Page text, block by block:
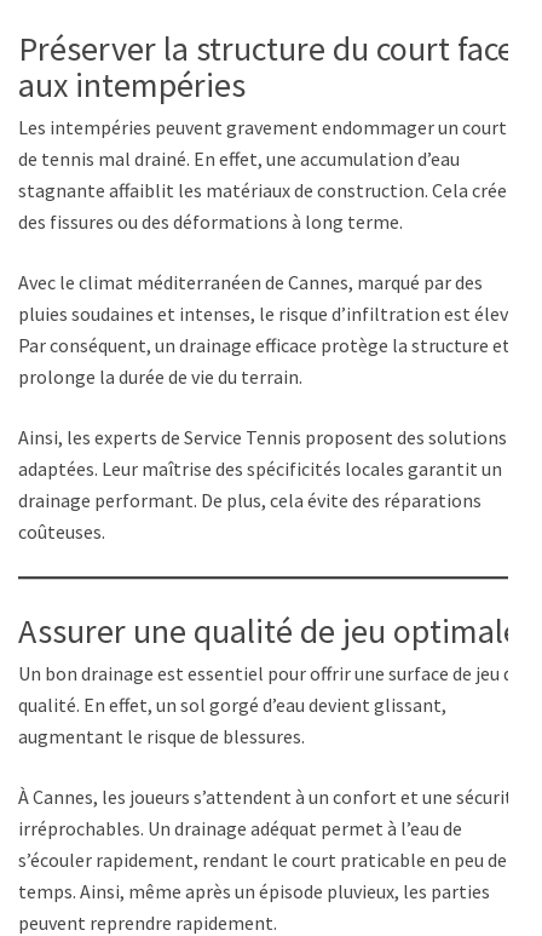
Préserver la structure du court face
aux intempéries
Les intempéries peuvent gravement endommager un court
de tennis mal drainé. En effet, une accumulation d’eau
stagnante affaiblit les matériaux de construction. Cela crée
des fissures ou des déformations à long terme.
Avec le climat méditerranéen de Cannes, marqué par des
pluies soudaines et intenses, le risque d’infiltration est élevé.
Par conséquent, un drainage efficace protège la structure et
prolonge la durée de vie du terrain.
Ainsi, les experts de Service Tennis proposent des solutions
adaptées. Leur maîtrise des spécificités locales garantit un
drainage performant. De plus, cela évite des réparations
coûteuses.
Assurer une qualité de jeu optimale
Un bon drainage est essentiel pour offrir une surface de jeu de
qualité. En effet, un sol gorgé d’eau devient glissant,
augmentant le risque de blessures.
À Cannes, les joueurs s’attendent à un confort et une sécurité
irréprochables. Un drainage adéquat permet à l’eau de
s’écouler rapidement, rendant le court praticable en peu de
temps. Ainsi, même après un épisode pluvieux, les parties
peuvent reprendre rapidement.